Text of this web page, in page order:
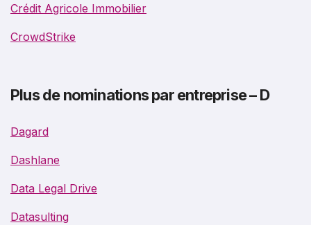
Crédit Agricole Immobilier
CrowdStrike
Plus de nominations par entreprise – D
Dagard
Dashlane
Data Legal Drive
Datasulting